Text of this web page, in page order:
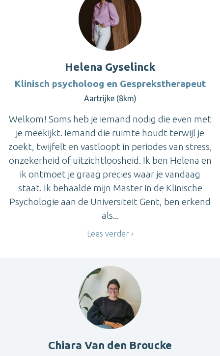
Helena Gyselinck
Klinisch psycholoog en Gesprekstherapeut
Aartrijke (8km)
Welkom! Soms heb je iemand nodig die even met
je meekijkt. Iemand die ruimte houdt terwijl je
zoekt, twijfelt en vastloopt in periodes van stress,
onzekerheid of uitzichtloosheid. Ik ben Helena en
ik ontmoet je graag precies waar je vandaag
staat. Ik behaalde mijn Master in de Klinische
Psychologie aan de Universiteit Gent, ben erkend
als...
Lees verder
Chiara Van den Broucke